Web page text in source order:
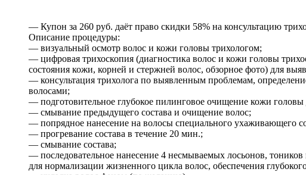
— Купон за 260 руб. даёт право скидки 58% на консультацию
Описание процедуры:
— визуальный осмотр волос и кожи головы трихологом;
— цифровая трихоскопия (диагностика волос и кожи головы
состояния кожи, корней и стержней волос, обзорное фото) для
— консультация трихолога по выявленным проблемам,
волосами;
— подготовительное глубокое пилинговое очищение кожи
— смывание предыдущего состава и очищение волос;
— попрядное нанесение на волосы специального ухаживающего
— прогревание состава в течение 20 мин.;
— смывание состава;
— последовательное нанесение 4 несмываемых лосьонов,
для нормализации жизненного цикла волос, обеспечения